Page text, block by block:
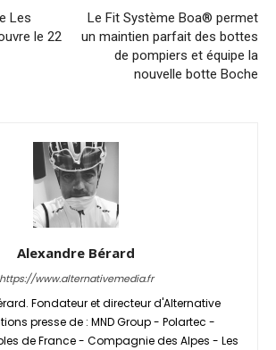
Les
le 22
Le Fit Système Boa® permet
un maintien parfait des bottes
de pompiers et équipe la
nouvelle botte Boche
Alexandre Bérard
https://www.alternativemedia.fr
Fondateur et directeur d'Alternative
presse de : MND Group - Polartec -
de France - Compagnie des Alpes - Les